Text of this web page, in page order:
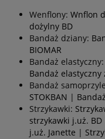
Wenflony: Wnflon
dożylny BD
Bandaż dziany:
BIOMAR
Bandaż elastyczny:
Bandaż elastyczny
Bandaż
STOKBAN |
Strzykawki:
strzykawki j.uż. BD
j.uż. Janette |